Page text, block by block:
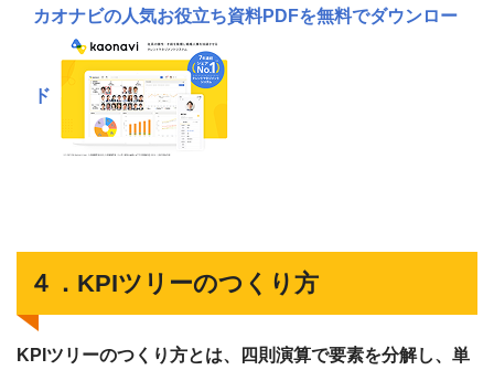
カオナビの人気お役立ち資料PDFを無料でダウンロー
ド
４．KPIツリーのつくり方
KPIツリーのつくり方とは、四則演算で要素を分解し、単